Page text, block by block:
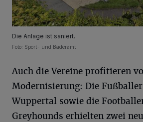
Die Anlage ist saniert.
Foto: Sport- und Bäderamt
Auch die Vereine profitieren
Modernisierung: Die Fußballer
Wuppertal sowie die
Greyhounds erhielten zwei